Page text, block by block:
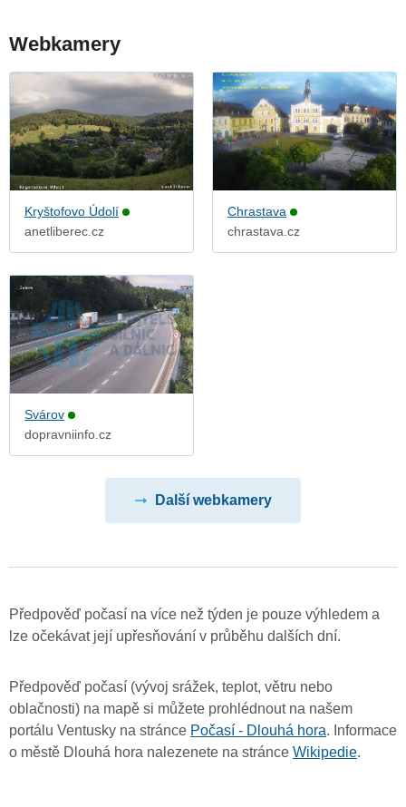
Webkamery
Kryštofovo Údolí
anetliberec.cz
Chrastava
chrastava.cz
Svárov
dopravniinfo.cz
Další webkamery
Předpověď počasí na více než týden je pouze výhledem a
lze očekávat její upřesňování v průběhu dalších dní.
Předpověď počasí (vývoj srážek, teplot, větru nebo
oblačnosti) na mapě si můžete prohlédnout na našem
portálu Ventusky na stránce Počasí - Dlouhá hora. Informace
o městě Dlouhá hora nalezenete na stránce Wikipedie.